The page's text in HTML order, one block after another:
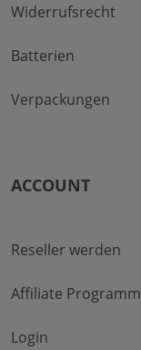
Widerrufsrecht
Batterien
Verpackungen
ACCOUNT
Reseller werden
Affiliate Programm
Login